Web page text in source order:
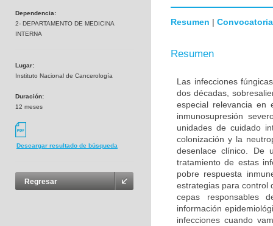
Dependencia:
2- DEPARTAMENTO DE MEDICINA
INTERNA
Lugar:
Instituto Nacional de Cancerología
Duración:
12 meses
Descargar resultado de búsqueda
Regresar
Resumen | Convocatoria
Resumen
Las infecciones
dos décadas,
especial relevancia en
inmunosupresión
unidades de cuidado
colonización y la
desenlace clínico. De
tratamiento de estas
pobre respuesta
estrategias para control
cepas responsables
información
infecciones cuando